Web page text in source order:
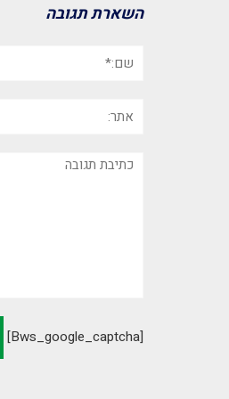
השארת תגובה
תגובה
[bws_google_captcha]